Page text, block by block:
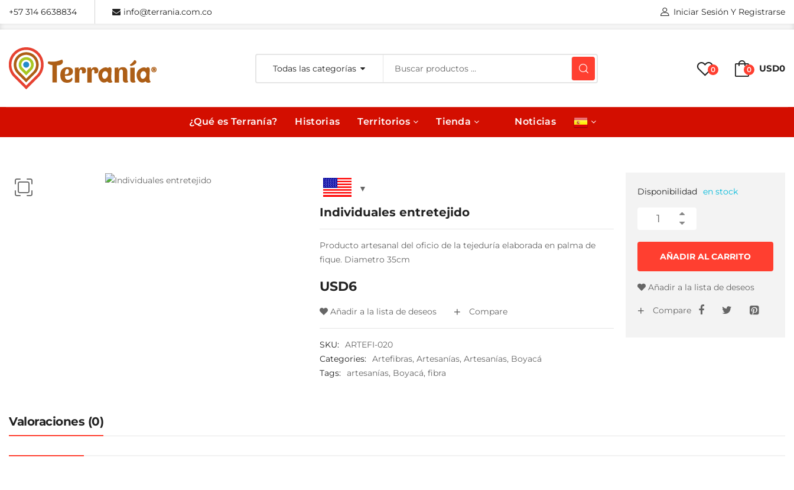
+57 314 6638834 info@terrania.com.co Iniciar Sesión Y Registrarse
Todas las categorías 0 0 USD0
¿Qué es Terranía? Historias Territorios Tienda Noticias
Individuales entretejido
Producto artesanal del oficio de la tejeduría elaborada en palma de
fique. Diametro 35cm
USD6
Añadir a la lista de deseos Compare
SKU: ARTEFI-020
Categories: Artefibras, Artesanías, Artesanías, Boyacá
Tags: artesanías, Boyacá, fibra
Disponibilidad en stock
AÑADIR AL CARRITO
Añadir a la lista de deseos
Compare
Valoraciones (0)